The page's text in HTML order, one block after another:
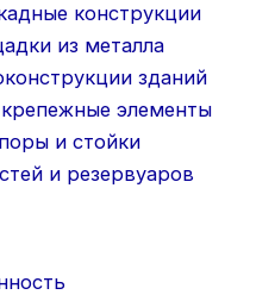
конструкции
из металла
зданий
элементы
и стойки
и резервуаров